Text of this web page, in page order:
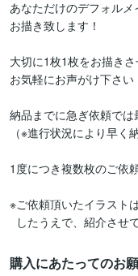
あなただけのデフォル
お描き致します！
大切に1枚1枚をお描き
お気軽にお声がけ下さい
納品までに急ぎ依頼では
（※進行状況により早く
1度につき複数枚のご依
※ご依頼頂いたイラスト
したうえで、紹介さ
購入にあたってのお